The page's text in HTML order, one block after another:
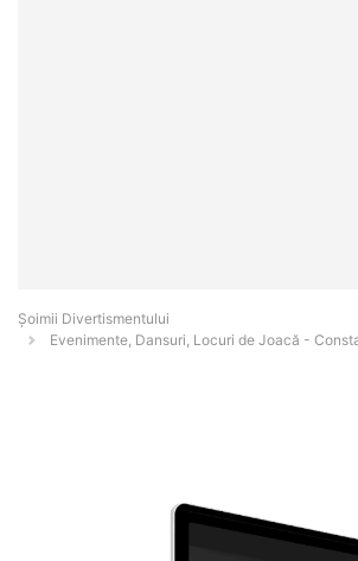
Şoimii Divertismentului
Evenimente, Dansuri, Locuri de Joacă -